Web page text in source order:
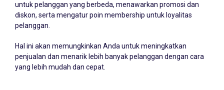
untuk pelanggan yang berbeda, menawarkan promosi dan
diskon, serta mengatur poin membership untuk loyalitas
pelanggan.
Hal ini akan memungkinkan Anda untuk meningkatkan
penjualan dan menarik lebih banyak pelanggan dengan cara
yang lebih mudah dan cepat.